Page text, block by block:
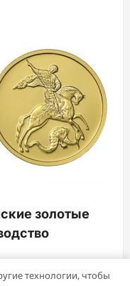
золотые
технологии, чтобы